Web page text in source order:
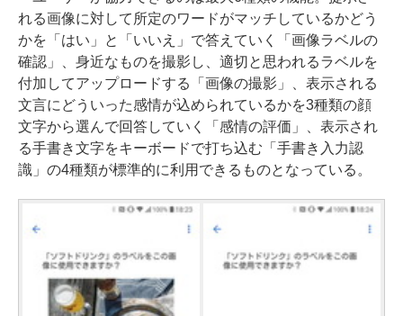
れる画像に対して所定のワードがマッチしているかどう
かを「はい」と「いいえ」で答えていく「画像ラベルの
確認」、身近なものを撮影し、適切と思われるラベルを
付加してアップロードする「画像の撮影」、表示される
文言にどういった感情が込められているかを3種類の顔
文字から選んで回答していく「感情の評価」、表示され
る手書き文字をキーボードで打ち込む「手書き入力認
識」の4種類が標準的に利用できるものとなっている。